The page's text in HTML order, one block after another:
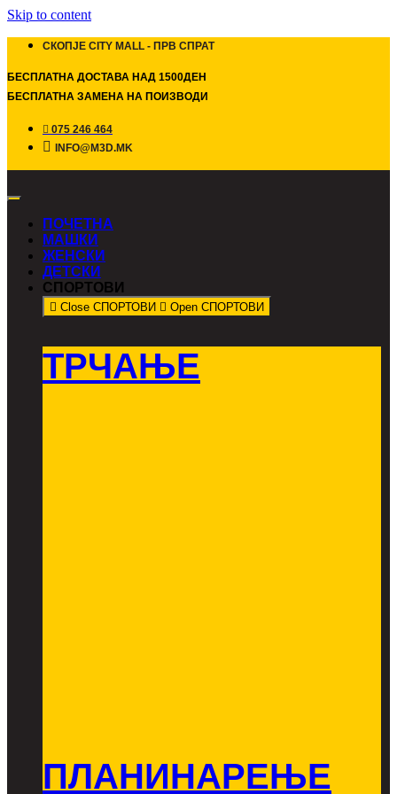
Skip to content
СКОПЈЕ CITY MALL - ПРВ СПРАТ
БЕСПЛАТНА ДОСТАВА НАД 1500ДЕН
БЕСПЛАТНА ЗАМЕНА НА ПОИЗВОДИ
075 246 464
INFO@M3D.MK
ПОЧЕТНА
МАШКИ
ЖЕНСКИ
ДЕТСКИ
СПОРТОВИ
Close СПОРТОВИ Open СПОРТОВИ
ТРЧАЊЕ
ПЛАНИНАРЕЊЕ